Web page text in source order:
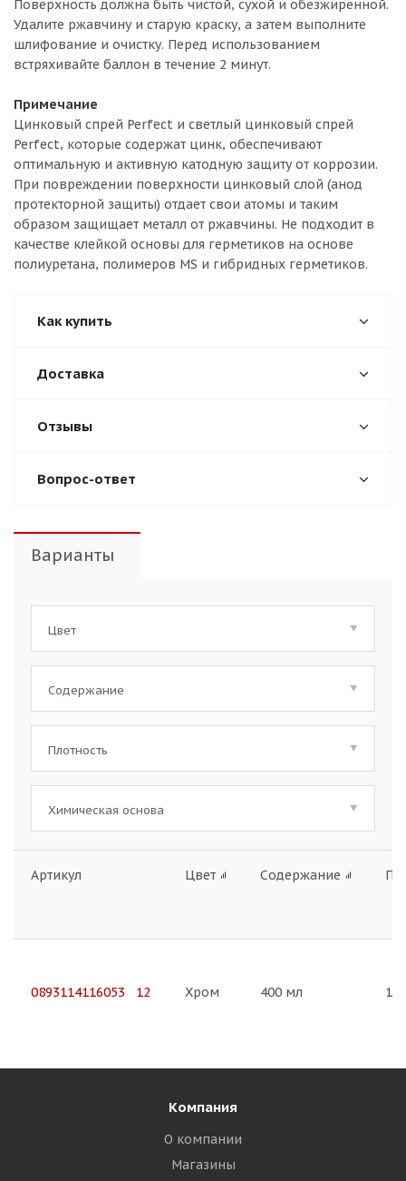
Поверхность должна быть чистой, сухой и обезжиренной.
Удалите ржавчину и старую краску, а затем выполните
шлифование и очистку. Перед использованием
встряхивайте баллон в течение 2 минут.
Примечание
Цинковый спрей Perfect и светлый цинковый спрей
Perfect, которые содержат цинк, обеспечивают
оптимальную и активную катодную защиту от коррозии.
При повреждении поверхности цинковый слой (анод
протекторной защиты) отдает свои атомы и таким
образом защищает металл от ржавчины. Не подходит в
качестве клейкой основы для герметиков на основе
полиуретана, полимеров MS и гибридных герметиков.
Как купить
Доставка
Отзывы
Вопрос-ответ
Варианты
Цвет
Содержание
Плотность
Химическая основа
Артикул Цвет Содержание
0893114116053 12 Хром 400 мл
Компания
О компании
Магазины